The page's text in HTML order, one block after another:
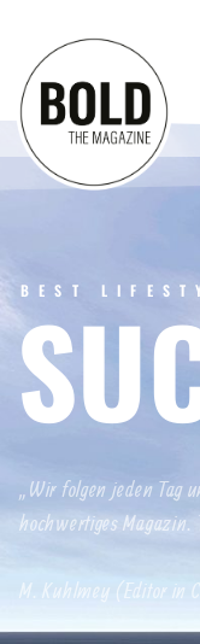
BEST
„Wir folgen jeden Tag
hochwertiges Magazin.
M. Kuhlmey (Editor in